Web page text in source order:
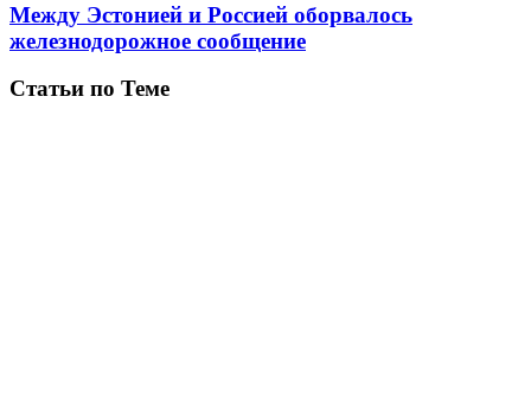
Между Эстонией и Россией оборвалось
железнодорожное сообщение
Статьи по Теме